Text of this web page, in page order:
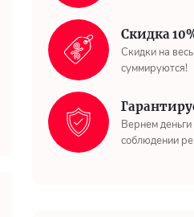
Скидка
Скидки на
суммируются!
Вернем
соблюдении